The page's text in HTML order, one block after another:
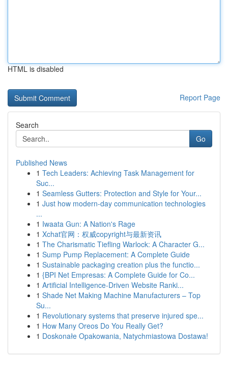
HTML is disabled
Report Page
Search
Go
Published News
1 Tech Leaders: Achieving Task Management for
Suc...
1 Seamless Gutters: Protection and Style for Your...
1 Just how modern-day communication technologies
...
1 Iwaata Gun: A Nation's Rage
1 Xchat官网：权威copyright与最新资讯
1 The Charismatic Tiefling Warlock: A Character G...
1 Sump Pump Replacement: A Complete Guide
1 Sustainable packaging creation plus the functio...
1 {BPI Net Empresas: A Complete Guide for Co...
1 Artificial Intelligence-Driven Website Ranki...
1 Shade Net Making Machine Manufacturers – Top
Su...
1 Revolutionary systems that preserve injured spe...
1 How Many Oreos Do You Really Get?
1 Doskonałe Opakowania, Natychmiastowa Dostawa!